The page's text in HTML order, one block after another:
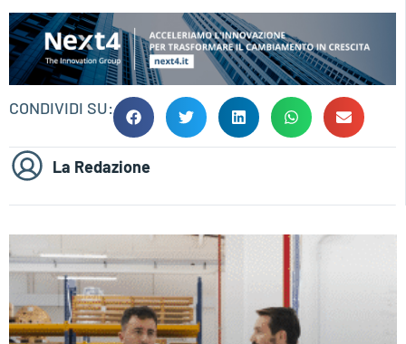
CONDIVIDI SU:
La Redazione